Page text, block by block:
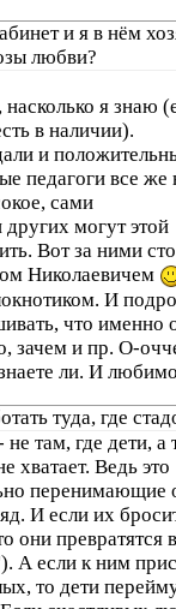
и я в нём
любви?
я знаю
в наличии).
и
педагоги все же
сами
могут этой
Вот за ними
Николаевичем
И
что именно
зачем и пр. О-
ли. И
туда, где
там, где дети, а
хватает. Ведь это
перенимающие
И если их
они превратятся
А если к ним
то дети